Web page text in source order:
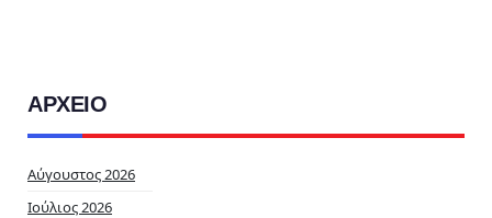
ΑΡΧΕΙΟ
Αύγουστος 2026
Ιούλιος 2026